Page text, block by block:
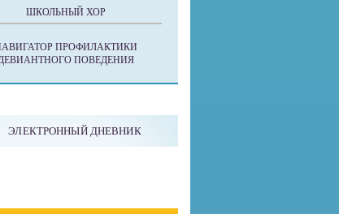
ШКОЛЬНЫЙ ХОР
ПРОФИЛАКТИКИ
ПОВЕДЕНИЯ
ЭЛЕКТРОННЫЙ ДНЕВНИК